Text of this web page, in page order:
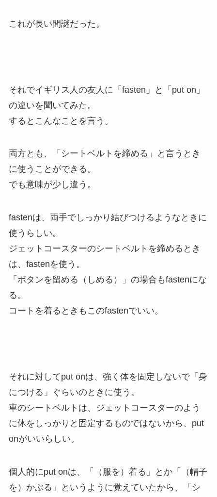
これが長い間謎だった。
それでイギリス人の友人に「fasten」と「put on」
の違いを聞いてみた。
するとこんなことを言う。
両方とも、「シートベルトを締める」と言うとき
に使うことができる。
でも意味が少し違う。
fastenは、両手でしっかり結びつけるようなときに
使うらしい。
ジェットコースターのシートベルトを締めるとき
は、fastenを使う。
「ボタンを留める（しめる）」の場合もfastenにな
る。
コートを着るときもこのfastenでいい。
それに対してput onは、強く体を固定しないで「身
につける」ぐらいのときに使う。
車のシートベルトは、ジェットコースターのよう
に体をしっかりと固定するものではないから、put
onがいいらしい。
個人的にput onは、「（服を）着る」とか「（帽子
を）かぶる」というように覚えていたから、「シ